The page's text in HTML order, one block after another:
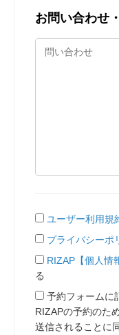
お問い合わせ
ユーザー利用規
プライバシーポ
RIZAP【個人情
る
予約フォームに
RIZAPの予約のた
送信されることに